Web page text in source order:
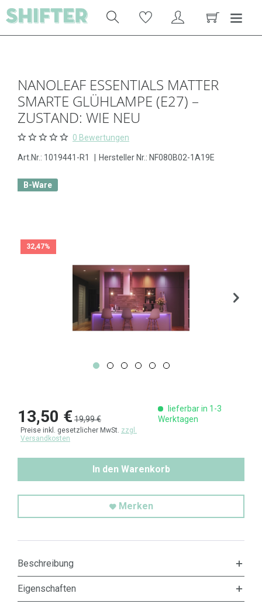
NANOLEAF ESSENTIALS MATTER
SMARTE GLÜHLAMPE (E27) –
ZUSTAND: WIE NEU
0 Bewertungen
Art.Nr.: 1019441-R1 Hersteller Nr.: NF080B02-1A19E
B-Ware
32,47%
13,50 €19,99 €
Preise inkl. gesetzlicher MwSt. zzgl.
Versandkosten
lieferbar in 1-3
Werktagen
In den Warenkorb
Merken
Beschreibung
Eigenschaften